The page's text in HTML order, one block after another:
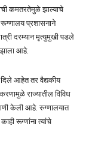
कमतरतेमुळे झाल्याचे
प्रशासनाने
दरम्यान मृत्युमुखी पडले
आहे.
आहेत तर वैद्यकीय
राज्यातील विविध
केली आहे. रुग्णालयात
रूग्णांना त्यांचे